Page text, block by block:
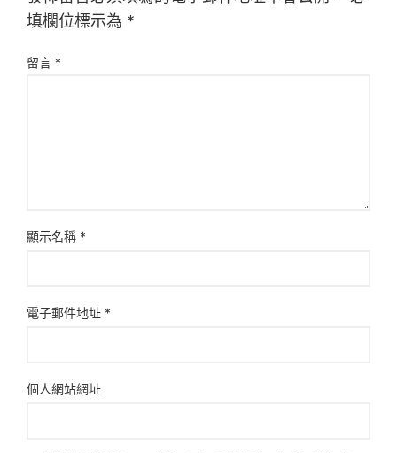
填欄位標示為 *
留言 *
顯示名稱 *
電子郵件地址 *
個人網站網址